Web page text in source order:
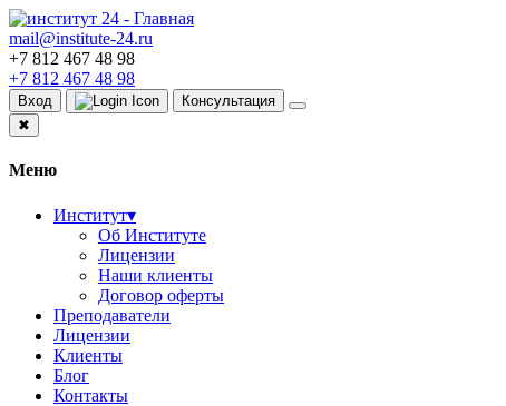
mail@institute-24.ru
+7 812 467 48 98
+7 812 467 48 98
Вход
Консультация
✖
Меню
Институт▾
Об Институте
Лицензии
Наши клиенты
Договор оферты
Преподаватели
Лицензии
Клиенты
Блог
Контакты